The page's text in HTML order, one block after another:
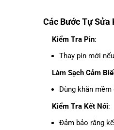
Các Bước Tự Sửa
Kiểm Tra Pin:
Thay pin mới
Làm Sạch Cảm
Dùng khăn
Kiểm Tra Kết Nối:
Đảm bảo rằng